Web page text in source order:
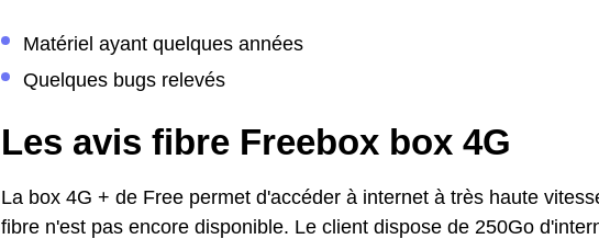
Matériel ayant quelques années
Quelques bugs relevés
Les avis fibre Freebox box 4G
La box 4G + de Free permet d'accéder à internet à très haute
fibre n'est pas encore disponible. Le client dispose de 250Go